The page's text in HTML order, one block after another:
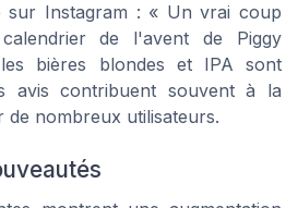
sur Instagram : « Un vrai coup
de l'avent de Piggy
bières blondes et IPA sont
avis contribuent souvent à la
de nombreux utilisateurs.